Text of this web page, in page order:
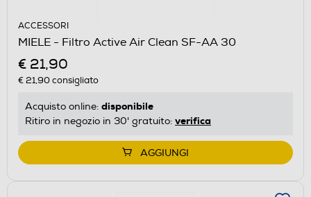
ACCESSORI
MIELE - Filtro Active Air Clean SF-AA 30
€ 21,90
€ 21,90consigliato
Acquisto online: disponibile
Ritiro in negozio in 30' gratuito: verifica
AGGIUNGI